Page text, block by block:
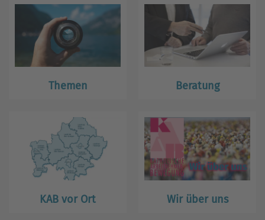
Themen Beratung
KAB vor Ort Wir über uns